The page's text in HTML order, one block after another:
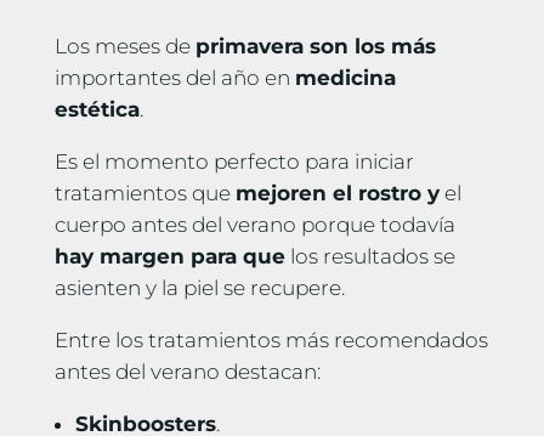
Los meses de primavera son los más
importantes del año en medicina
estética.
Es el momento perfecto para iniciar
tratamientos que mejoren el rostro yel
cuerpo antes del verano porque todavía
hay margen para quelos resultados se
asienten y la piel se recupere.
Entre los tratamientos más recomendados
antes del verano destacan:
Skinboosters.